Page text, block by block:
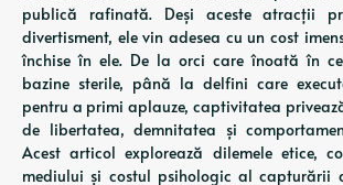
publică rafinată. Deși aceste atracții
divertisment, ele vin adesea cu un cost
închise în ele. De la orci care înoată în
bazine sterile, până la delfini care
pentru a primi aplauze, captivitatea
de libertatea, demnitatea și
Acest articol explorează dilemele etice,
mediului și costul psihologic al capturării